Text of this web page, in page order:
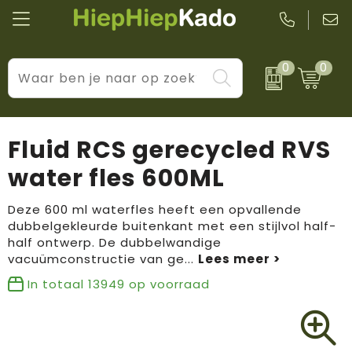
0 0
Kantoor & schrijfwaren
Wellness & verzorging
Tassen & reizen
Huis, tuin & keuken
Levensstijl
Prijs & impact
BIC
Boska
Brandflavours
Camelbak
Fluid RCS gerecycled RVS
water fles 600ML
Deze 600 ml waterfles heeft een opvallende
dubbelgekleurde buitenkant met een stijlvol half-
half ontwerp. De dubbelwandige
vacuümconstructie van ge...
In totaal 13949 op voorraad